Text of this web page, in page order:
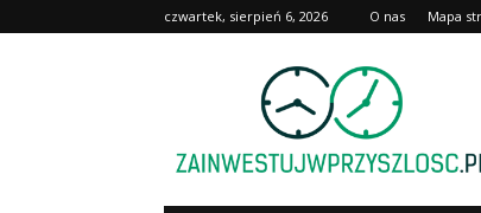
czwartek, sierpień 6, 2026 O nas Mapa
Zainwestujwprzyszlosc.pl